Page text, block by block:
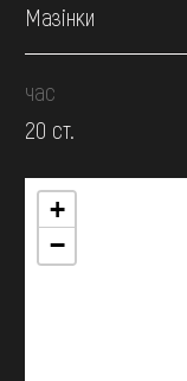
Мазінки
час
20 ст.
+
−